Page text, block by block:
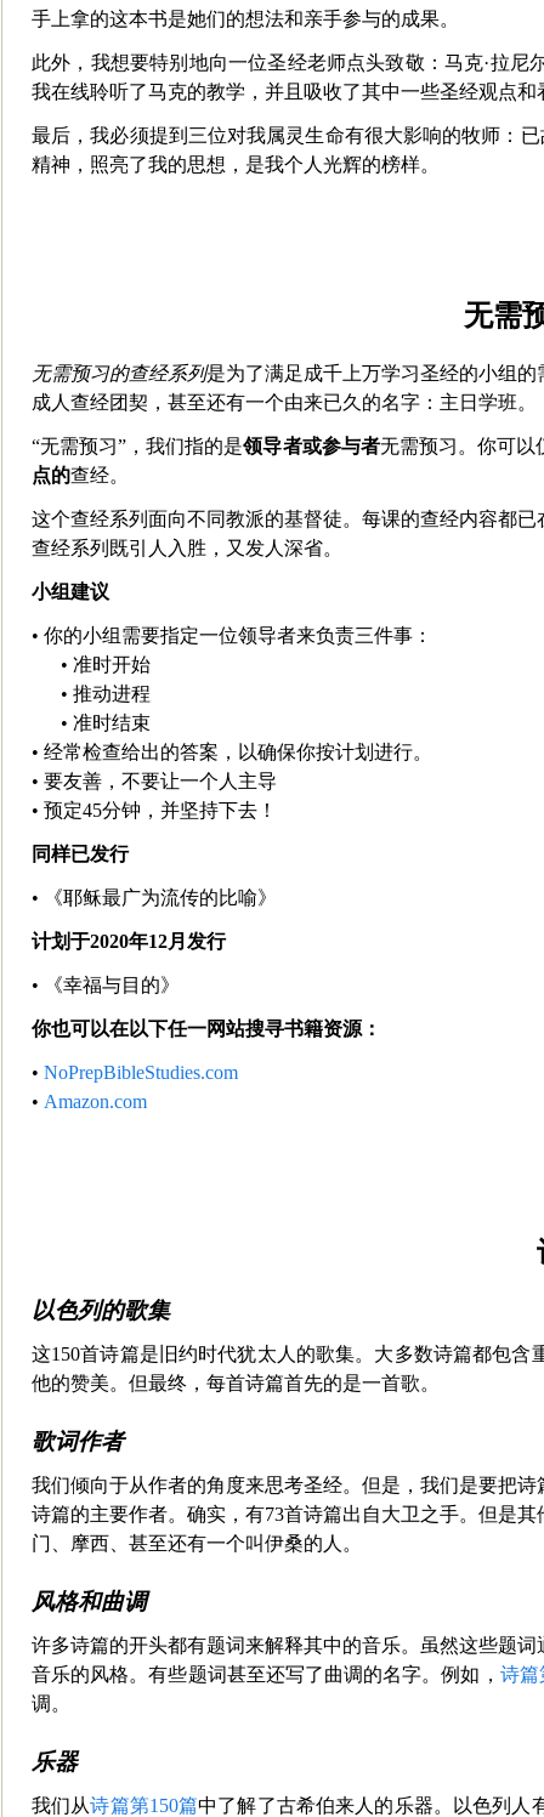
手上拿的这本书是她们的想法和亲手参与的成果。
此外，我想要特别地向一位圣经老师点头致敬：马克·拉
我在线聆听了马克的教学，并且吸收了其中一些圣经观点和
最后，我必须提到三位对我属灵生命有很大影响的牧师：
精神，照亮了我的思想，是我个人光辉的榜样。
无需
无需预习的查经系列是为了满足成千上万学习圣经的小组
成人查经团契，甚至还有一个由来已久的名字：主日学班。
“无需预习”，我们指的是领导者或参与者无需预习。你可以
点的查经。
这个查经系列面向不同教派的基督徒。每课的查经内容都
查经系列既引人入胜，又发人深省。
小组建议
• 你的小组需要指定一位领导者来负责三件事：
• 准时开始
• 推动进程
• 准时结束
• 经常检查给出的答案，以确保你按计划进行。
• 要友善，不要让一个人主导
• 预定45分钟，并坚持下去！
同样已发行
• 《耶稣最广为流传的比喻》
计划于2020年12月发行
• 《幸福与目的》
你也可以在以下任一网站搜寻书籍资源：
• NoPrepBibleStudies.com
• Amazon.com
以色列的歌集
这150首诗篇是旧约时代犹太人的歌集。大多数诗篇都包
他的赞美。但最终，每首诗篇首先的是一首歌。
歌词作者
我们倾向于从作者的角度来思考圣经。但是，我们是要把
诗篇的主要作者。确实，有73首诗篇出自大卫之手。但是
门、摩西、甚至还有一个叫伊桑的人。
风格和曲调
许多诗篇的开头都有题词来解释其中的音乐。虽然这些题词
音乐的风格。有些题词甚至还写了曲调的名字。例如， 诗篇
调。
乐器
我们从诗篇第150篇中了解了古希伯来人的乐器。以色列